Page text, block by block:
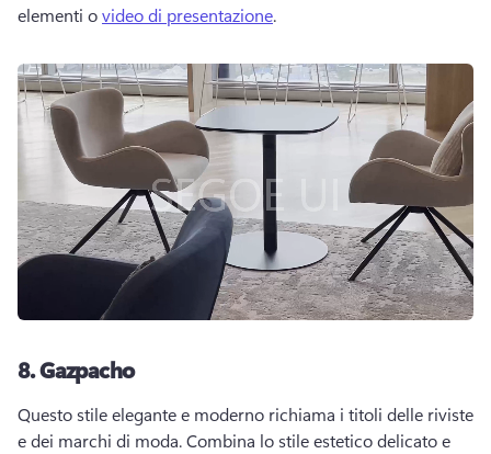
elementi o video di presentazione.
8.Gazpacho
Questo stile elegante e moderno richiama i titoli delle riviste
e dei marchi di moda. Combina lo stile estetico delicato e